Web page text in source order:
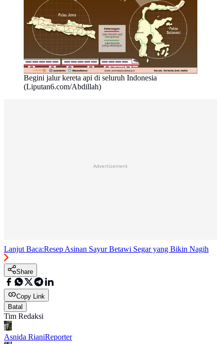
Begini jalur kereta api di seluruh Indonesia
(Liputan6.com/Abdillah)
Advertisement
Lanjut Baca:Resep Asinan Sayur Betawi Segar yang Bikin Nagih
Share
Copy Link
Batal
Tim Redaksi
Asnida RianiReporter